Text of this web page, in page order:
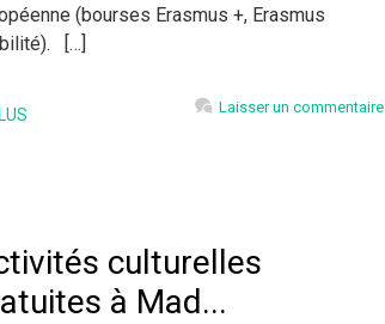
(bourses Erasmus +, Erasmus
[…]
Laisser un commentaire
culturelles
à Mad...